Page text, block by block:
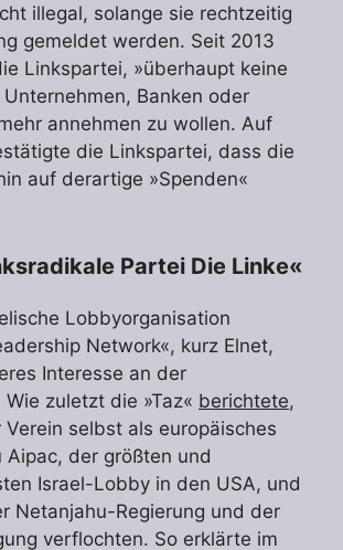
illegal, solange sie rechtzeitig
gemeldet werden. Seit 2013
Linkspartei, »überhaupt keine
Banken oder
annehmen zu wollen. Auf
die Linkspartei, dass die
auf derartige »Spenden«
Partei Die Linke«
Lobbyorganisation
Network«, kurz Elnet,
Interesse an der
zuletzt die »Taz« berichtete,
selbst als europäisches
Aipac, der größten und
Israel-Lobby in den USA, und
Netanjahu-Regierung und der
verflochten. So erklärte im